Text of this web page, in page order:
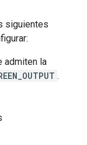
siguientes
admiten la
.